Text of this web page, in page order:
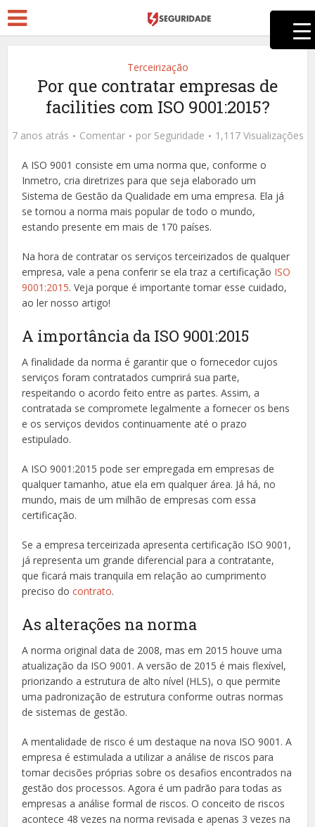
Terceirização
Por que contratar empresas de
facilities com ISO 9001:2015?
7 anos atrás Comentar por Seguridade 1,117 Visualizações
A ISO 9001 consiste em uma norma que, conforme o
Inmetro, cria diretrizes para que seja elaborado um
Sistema de Gestão da Qualidade em uma empresa. Ela já
se tornou a norma mais popular de todo o mundo,
estando presente em mais de 170 países.
Na hora de contratar os serviços terceirizados de qualquer
empresa, vale a pena conferir se ela traz a certificação ISO
9001:2015. Veja porque é importante tomar esse cuidado,
ao ler nosso artigo!
A importância da ISO 9001:2015
A finalidade da norma é garantir que o fornecedor cujos
serviços foram contratados cumprirá sua parte,
respeitando o acordo feito entre as partes. Assim, a
contratada se compromete legalmente a fornecer os bens
e os serviços devidos continuamente até o prazo
estipulado.
A ISO 9001:2015 pode ser empregada em empresas de
qualquer tamanho, atue ela em qualquer área. Já há, no
mundo, mais de um milhão de empresas com essa
certificação.
Se a empresa terceirizada apresenta certificação ISO 9001,
já representa um grande diferencial para a contratante,
que ficará mais tranquila em relação ao cumprimento
preciso docontrato.
As alterações na norma
A norma original data de 2008, mas em 2015 houve uma
atualização da ISO 9001. A versão de 2015 é mais flexível,
priorizando a estrutura de alto nível (HLS), o que permite
uma padronização de estrutura conforme outras normas
de sistemas de gestão.
A mentalidade de risco é um destaque na nova ISO 9001. A
empresa é estimulada a utilizar a análise de riscos para
tomar decisões próprias sobre os desafios encontrados na
gestão dos processos. Agora é um padrão para todas as
empresas a análise formal de riscos. O conceito de riscos
acontece 48 vezes na norma revisada e apenas 3 vezes na